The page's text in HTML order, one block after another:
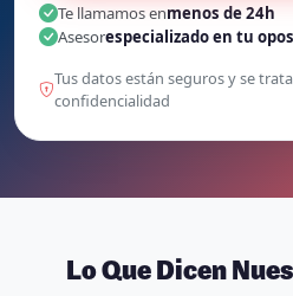
Te llamamos enmenos de 24h
Asesorespecializado en tu
Tus datos están seguros y se
confidencialidad
Lo Que Dicen